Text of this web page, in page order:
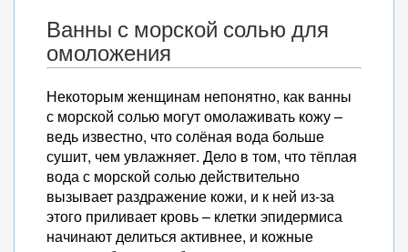
Ванны с морской солью для
омоложения
Некоторым женщинам непонятно, как ванны
с морской солью могут омолаживать кожу –
ведь известно, что солёная вода больше
сушит, чем увлажняет. Дело в том, что тёплая
вода с морской солью действительно
вызывает раздражение кожи, и к ней из-за
этого приливает кровь – клетки эпидермиса
начинают делиться активнее, и кожные